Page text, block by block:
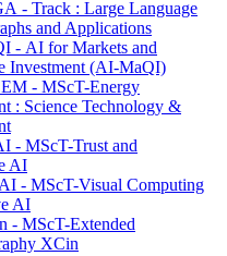
- Track : Large Language
and Applications
- AI for Markets and
Investment (AI-MaQI)
- MScT-Energy
: Science Technology &
- MScT-Trust and
AI
- MScT-Visual Computing
AI
- MScT-Extended
XCin